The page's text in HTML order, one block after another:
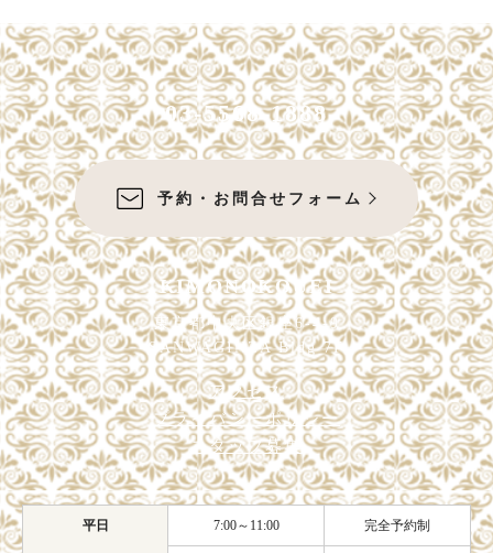
大きいサイズ一覧へ
黒留袖
プラン・料金
黒留袖の商品一覧へ
大きいサイズ一覧へ
単衣（6月/9月の訪問着）
プラン・料金
03-5568-1888
予約・お問合せフォーム
KIMONOKOUEI
東京都中央区銀座6-4-9
SANWAGINZA Bldg 7F
アクセス
プライバシーポリシー
スタッフ募集
平日 7:00～11:00 完全予約制